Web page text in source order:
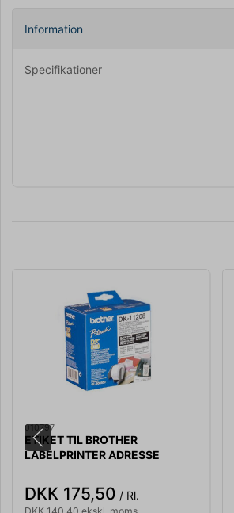
Information
Specifikationer
010797
ETIKET TIL BROTHER
LABELPRINTER ADRESSE
DKK 175,50 / Rl.